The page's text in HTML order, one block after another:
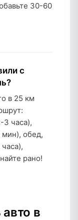
30-60
с
в 25 км
3 часа),
мин), обед,
рано!
в